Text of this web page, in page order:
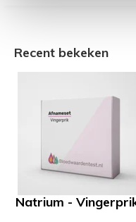
Recent bekeken
Natrium -